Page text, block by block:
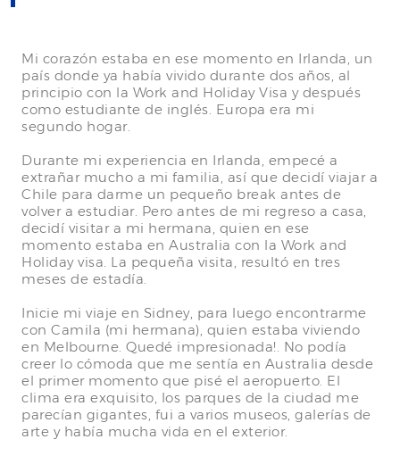
Mi corazón estaba en ese momento en Irlanda, un
país donde ya había vivido durante dos años, al
principio con la Work and Holiday Visa y después
como estudiante de inglés. Europa era mi
segundo hogar.
Durante mi experiencia en Irlanda, empecé a
extrañar mucho a mi familia, así que decidí viajar a
Chile para darme un pequeño break antes de
volver a estudiar. Pero antes de mi regreso a casa,
decidí visitar a mi hermana, quien en ese
momento estaba en Australia con la Work and
Holiday visa. La pequeña visita, resultó en tres
meses de estadía.
Inicie mi viaje en Sidney, para luego encontrarme
con Camila (mi hermana), quien estaba viviendo
en Melbourne. Quedé impresionada!. No podía
creer lo cómoda que me sentía en Australia desde
el primer momento que pisé el aeropuerto. El
clima era exquisito, los parques de la ciudad me
parecían gigantes, fui a varios museos, galerías de
arte y había mucha vida en el exterior.